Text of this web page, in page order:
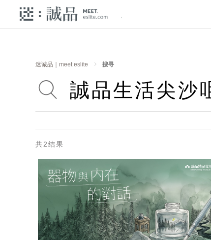
迷诚品｜meet eslite 搜寻
共2结果